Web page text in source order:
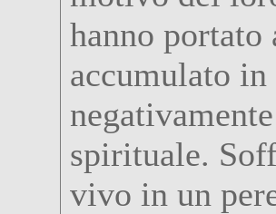
hanno
accumulato
spirituale.
vivo in un